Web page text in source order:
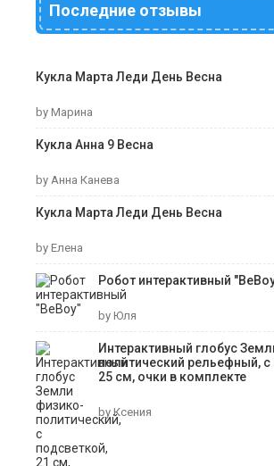
Последние отзывы
Кукла Марта Леди День Весна
by Марина
Кукла Анна 9 Весна
by Анна Канева
Кукла Марта Леди День Весна
by Елена
Робот интерактивный
by Юля
Интерактивный глобус
политический рельефный, с
25 см, очки в комплекте
by Ксения